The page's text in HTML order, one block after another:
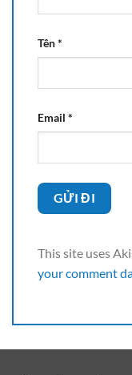
Tên*
Email *
This site uses
your comment